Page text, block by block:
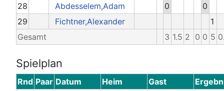
28
Abdesselem,Adam 0
0
29
Fichtner,Alexander
1
Gesamt
3 1.5 2 0 0 5
Spielplan
Rnd Paar Datum Heim Gast